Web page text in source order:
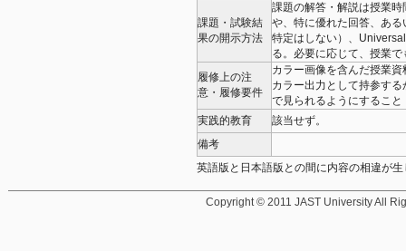
課題・試験結
果の開示方法
課題の解答・解説は授業
や、特に優れた回答、あ
特定はしない）、
る。必要に応じて、授業
履修上の注
意・履修要件
カラー画像を含んだ授業
カラー出力として持参す
で見られるようにするこ
実践的教育
該当せず。
備考
英語版と日本語版との間に内容の相違が